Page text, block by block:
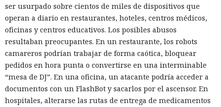
ser usurpado sobre cientos de miles de dispositivos que
operan a diario en restaurantes, hoteles, centros médicos,
oficinas y centros educativos. Los posibles abusos
resultaban preocupantes. En un restaurante, los robots
camareros podrían trabajar de forma caótica, bloquear
pedidos en hora punta o convertirse en una interminable
“mesa de DJ”. En una oficina, un atacante podría acceder a
documentos con un FlashBot y sacarlos por el ascensor. En
hospitales, alterarse las rutas de entrega de medicamentos